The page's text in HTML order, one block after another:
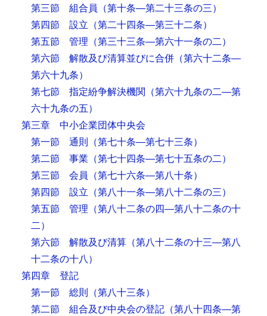
第三節 組合員 （第十条―第二十三条の三）
第四節 設立 （第二十四条―第三十二条）
第五節 管理 （第三十三条―第六十一条の二）
第六節 解散及び清算並びに合併 （第六十二条―
第六十九条）
第七節 指定紛争解決機関 （第六十九条の二―第
六十九条の五）
第三章 中小企業団体中央会
第一節 通則 （第七十条―第七十三条）
第二節 事業 （第七十四条―第七十五条の二）
第三節 会員 （第七十六条―第八十条）
第四節 設立 （第八十一条―第八十二条の三）
第五節 管理 （第八十二条の四―第八十二条の十
二）
第六節 解散及び清算 （第八十二条の十三―第八
十二条の十八）
第四章 登記
第一節 総則 （第八十三条）
第二節 組合及び中央会の登記 （第八十四条―第